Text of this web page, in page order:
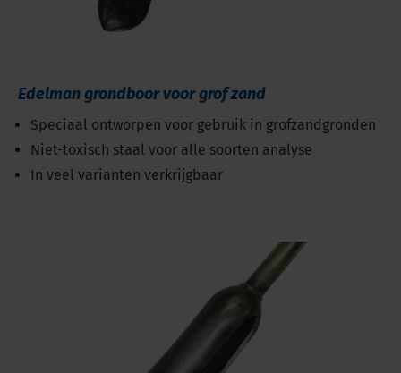
Edelman grondboor voor grof zand
Speciaal ontworpen voor gebruik in grofzandgronden
Niet-toxisch staal voor alle soorten analyse
In veel varianten verkrijgbaar